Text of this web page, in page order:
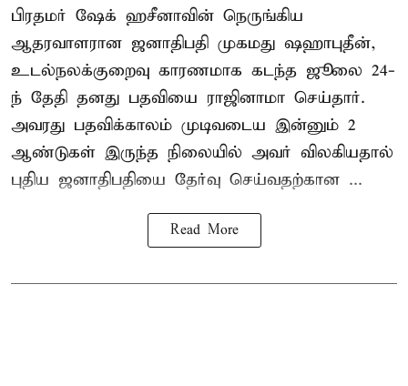
பிரதமர் ஷேக் ஹசீனாவின் நெருங்கிய
ஆதரவாளரான ஜனாதிபதி முகமது ஷஹாபுதீன்,
உடல்நலக்குறைவு காரணமாக கடந்த ஜூலை 24-
ந் தேதி தனது பதவியை ராஜினாமா செய்தார்.
அவரது பதவிக்காலம் முடிவடைய இன்னும் 2
ஆண்டுகள் இருந்த நிலையில் அவர் விலகியதால்
புதிய ஜனாதிபதியை தேர்வு செய்வதற்கான ...
Read More